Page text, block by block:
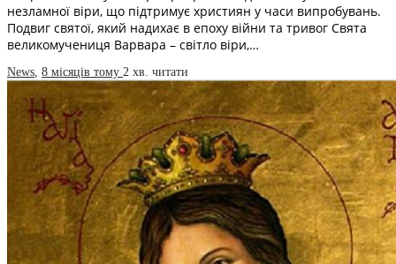
незламної віри, що підтримує християн у часи випробувань.
Подвиг святої, який надихає в епоху війни та тривог Свята
великомучениця Варвара – світло віри,…
News 8 місяців тому 2 хв. читати